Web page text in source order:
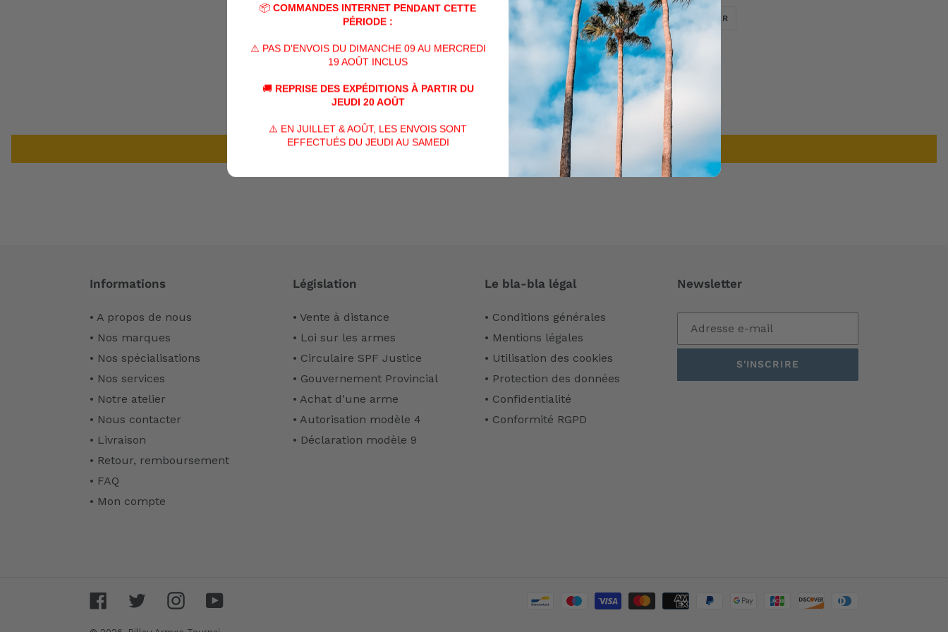
PARTAGERPARTAGER
SUR
FACEBOOK
TWEETERTWEETER
SUR
TWITTER
ÉPINGLER
Soyez le premier à écrire un avis
Écrire un avis
Informations
• A propos de nous
• Nos marques
• Nos spécialisations
• Nos services
• Notre atelier
• Nous contacter
• Livraison
• Retour, remboursement
• FAQ
• Mon compte
Législation
• Vente à distance
• Loi sur les armes
• Circulaire SPF Justice
• Gouvernement Provincial
• Achat d'une arme
• Autorisation modèle 4
• Déclaration modèle 9
Le bla-bla légal
• Conditions générales
• Mentions légales
• Utilisation des cookies
• Protection des données
• Confidentialité
• Conformité RGPD
Newsletter
S'INSCRIRE
FacebookTwitterInstagram
📦 COMMANDES INTERNET PENDANT CETTE
PÉRIODE :
⚠️ PAS D'ENVOIS DU DIMANCHE 09 AU MERCREDI
19 AOÛT INCLUS
🚚 REPRISE DES EXPÉDITIONS À PARTIR DU
JEUDI 20 AOÛT
⚠️ EN JUILLET & AOÛT, LES ENVOIS SONT
EFFECTUÉS DU JEUDI AU SAMEDI